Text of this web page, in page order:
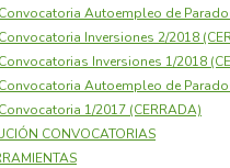
Convocatoria Autoempleo de
Convocatoria Inversiones 2/2018
Convocatorias Inversiones 1/2018
Convocatoria Autoempleo de
Convocatoria 1/2017 (CERRADA)
CONVOCATORIAS